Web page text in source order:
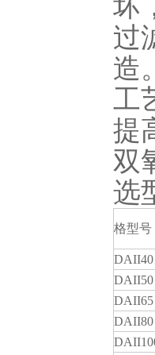
坏
过
造
工
提
双
选
格型号
DAII40
DAII50
DAII65
DAII80